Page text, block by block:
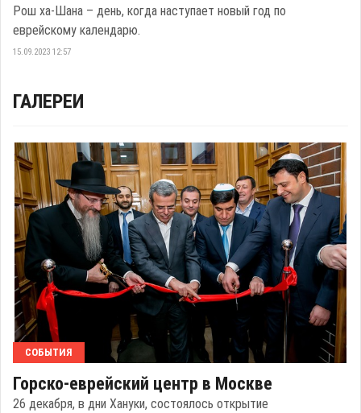
Рош ха-Шана – день, когда наступает новый год по
еврейскому календарю.
15.09.2023 12:57
ГАЛЕРЕИ
СОБЫТИЯ
Горско-еврейский центр в Москве
26 декабря, в дни Хануки, состоялось открытие